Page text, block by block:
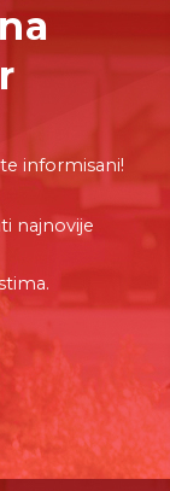
informisani!
najnovije